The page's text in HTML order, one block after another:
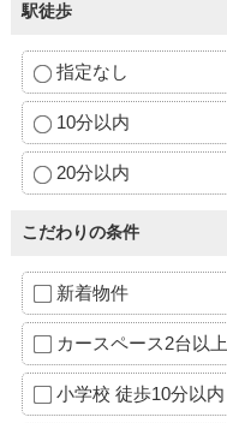
駅徒歩
指定なし
10分以内
20分以内
こだわりの条件
新着物件
カースペース2台以上
小学校 徒歩10分以内